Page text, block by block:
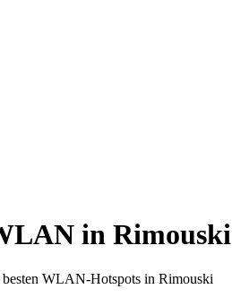
in Rimouski
WLAN-Hotspots in Rimouski